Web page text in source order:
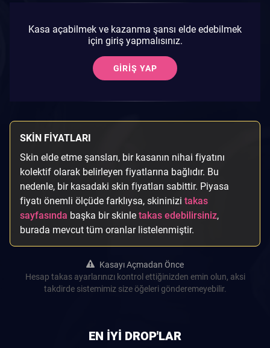
Kasa açabilmek ve kazanma şansı elde edebilmek
için giriş yapmalısınız.
GIRIŞ YAP
SKIN FIYATLARI
Skin elde etme şansları, bir kasanın nihai fiyatını
kolektif olarak belirleyen fiyatlarına bağlıdır. Bu
nedenle, bir kasadaki skin fiyatları sabittir. Piyasa
fiyatı önemli ölçüde farklıysa, skininizi takas
sayfasında başka bir skinle takas edebilirsiniz,
burada mevcut tüm oranlar listelenmiştir.
Kasayı Açmadan Önce
Hesap takas ayarlarınızı kontrol ettiğinizden emin olun, aksi
takdirde sistemimiz size öğeleri gönderemeyebilir.
EN IYI DROP'LAR